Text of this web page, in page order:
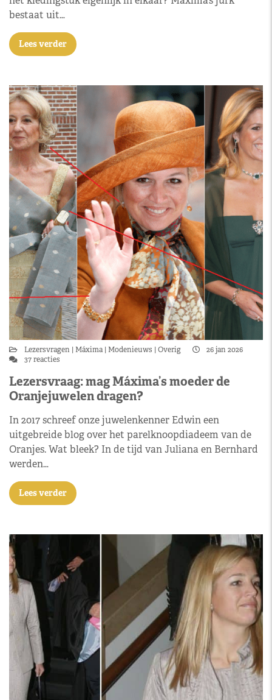
bestaat uit…
Lees verder
Lezersvragen Máxima Modenieuws Overig
26 jan 2026
37 reacties
Lezersvraag: mag Máxima’s moeder de
Oranjejuwelen dragen?
In 2017 schreef onze juwelenkenner Edwin een
uitgebreide blog over het parelknoopdiadeem van de
Oranjes. Wat bleek? In de tijd van Juliana en Bernhard
werden…
Lees verder